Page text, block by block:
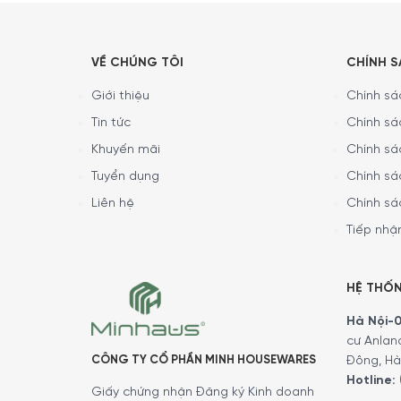
Trọng lượng: 73,5 kg
TẠO SAO TỦ LẠNH 244L SMEG
Smeg FAB28 được gọi là biểu tượng của thiết
cửa được làm lại phù hợp với đường cong
VỀ CHÚNG TÔI
Giới thiệu
Tin tức
Khuyến mãi
Tuyển dụng
Liên hệ
CHÍNH
Chính
Chính
Chính
Chính
Chính
Tiếp
CÔNG TY CỔ PHẦN MINH HOUSEWARES
Giấy chứng nhận Đăng ký Kinh doanh
HỆ
Hà Nội-
cư
Đông,
Hotline: